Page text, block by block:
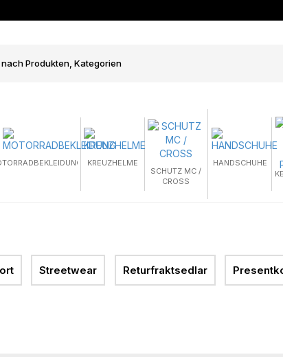
KREUZHELME
SCHUTZ MC /
CROSS
HANDSCHUHE
Streetwear Returfraktsedlar